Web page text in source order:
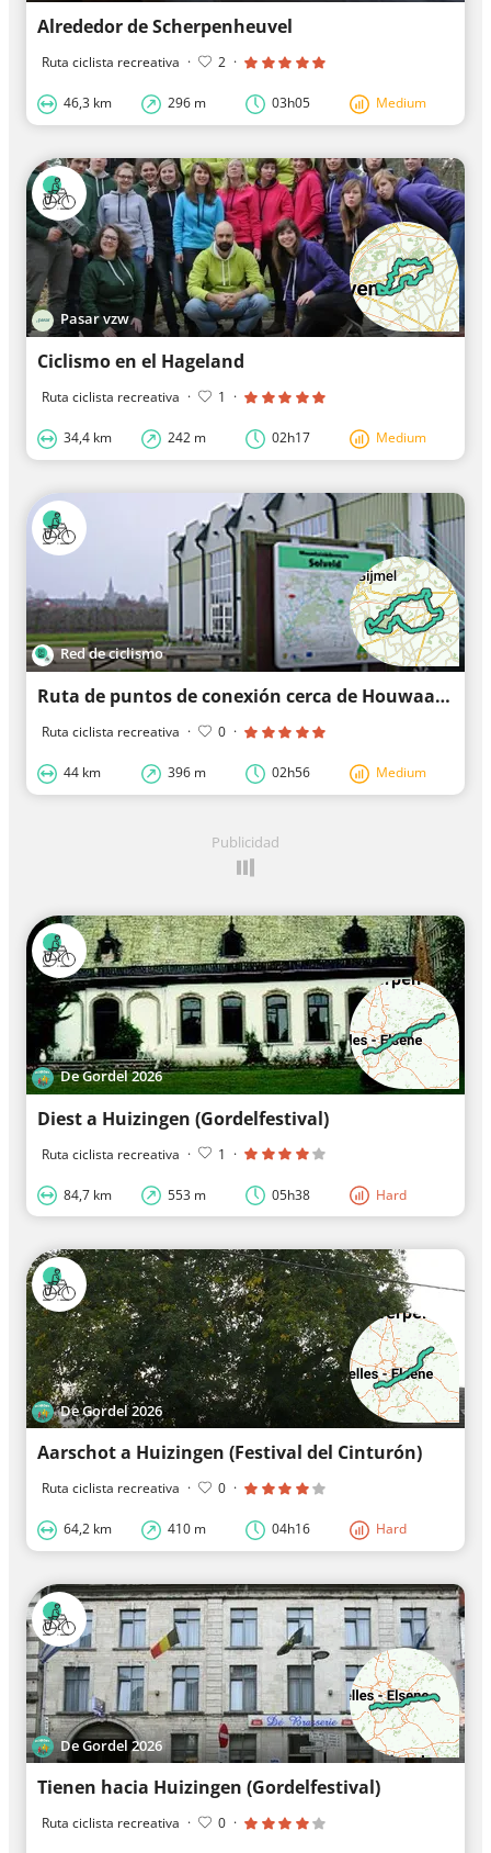
Alrededor de Scherpenheuvel
Ruta ciclista recreativa · 2 ·
46,3 km 296 m 03h05 Medium
Pasar vzw
Ciclismo en el Hageland
Ruta ciclista recreativa · 1 ·
34,4 km 242 m 02h17 Medium
Red de ciclismo
Ruta de puntos de conexión cerca de Houwaart
Ruta ciclista recreativa · 0 ·
44 km 396 m 02h56 Medium
Publicidad
De Gordel 2026
Diest a Huizingen (Gordelfestival)
Ruta ciclista recreativa · 1 ·
84,7 km 553 m 05h38 Hard
De Gordel 2026
Aarschot a Huizingen (Festival del Cinturón)
Ruta ciclista recreativa · 0 ·
64,2 km 410 m 04h16 Hard
De Gordel 2026
Tienen hacia Huizingen (Gordelfestival)
Ruta ciclista recreativa · 0 ·